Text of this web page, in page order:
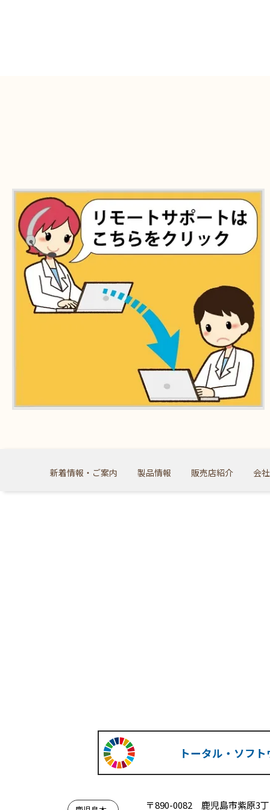
新着情報・ご案内 製品情報 販売店紹介 会
トータル・ソフ
〒890-0082鹿児島市紫原3